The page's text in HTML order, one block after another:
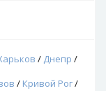
/ Днепр /
/ Кривой Рог/